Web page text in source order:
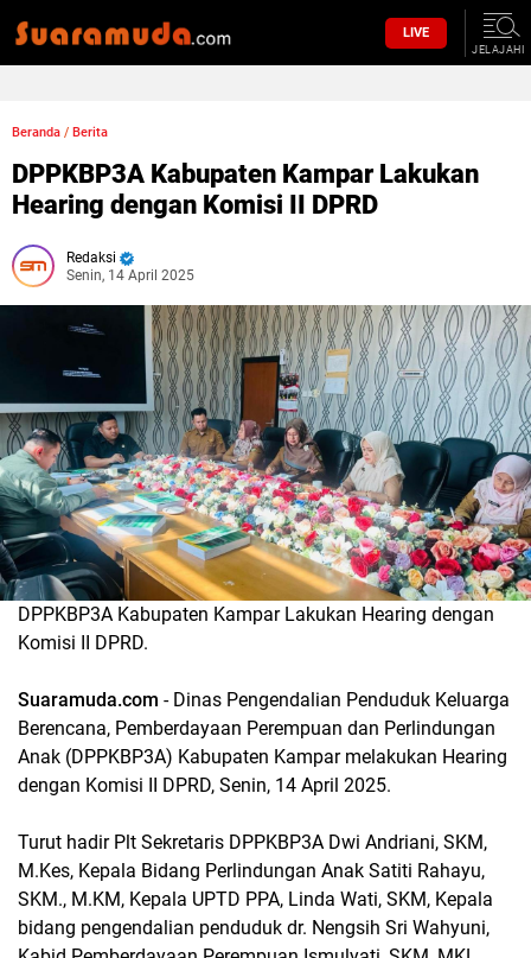
LIVE
JELAJAHI
Beranda / Berita
DPPKBP3A Kabupaten Kampar Lakukan
Hearing dengan Komisi II DPRD
Redaksi
Senin, 14 April 2025
DPPKBP3A Kabupaten Kampar Lakukan Hearing dengan
Komisi II DPRD.
Suaramuda.com - Dinas Pengendalian Penduduk Keluarga
Berencana, Pemberdayaan Perempuan dan Perlindungan
Anak (DPPKBP3A) Kabupaten Kampar melakukan Hearing
dengan Komisi II DPRD, Senin, 14 April 2025.
Turut hadir Plt Sekretaris DPPKBP3A Dwi Andriani, SKM,
M.Kes, Kepala Bidang Perlindungan Anak Satiti Rahayu,
SKM., M.KM, Kepala UPTD PPA, Linda Wati, SKM, Kepala
bidang pengendalian penduduk dr. Nengsih Sri Wahyuni,